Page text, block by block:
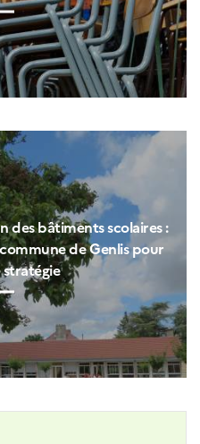
des bâtiments scolaires :
de Genlis pour